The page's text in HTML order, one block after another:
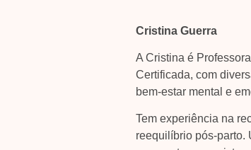
Cristina Guerra
A Cristina é
Certificada, com
bem-estar mental e
Tem experiência na
reequilíbrio pós-parto.